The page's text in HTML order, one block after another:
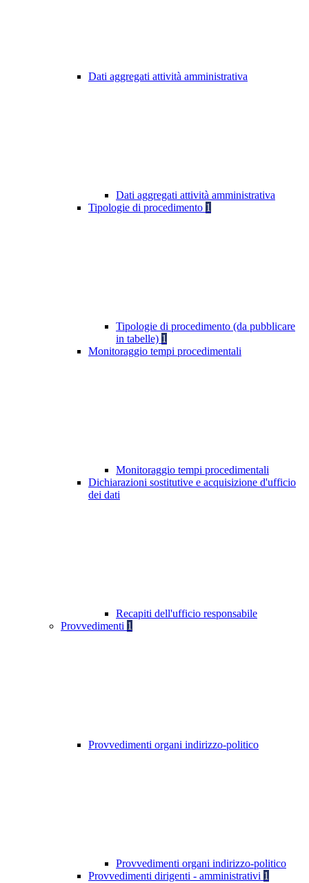
Dati aggregati attività amministrativa
Dati aggregati attività amministrativa
Tipologie di procedimento 1
Tipologie di procedimento (da pubblicare
in tabelle) 1
Monitoraggio tempi procedimentali
Monitoraggio tempi procedimentali
Dichiarazioni sostitutive e acquisizione d'ufficio
dei dati
Recapiti dell'ufficio responsabile
Provvedimenti 1
Provvedimenti organi indirizzo-politico
Provvedimenti organi indirizzo-politico
Provvedimenti dirigenti - amministrativi 1